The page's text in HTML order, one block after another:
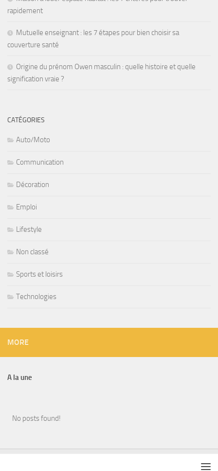
rapidement
Mutuelle enseignant : les 7 étapes pour bien choisir sa
couverture santé
Origine du prénom Owen masculin : quelle histoire et quelle
signification vraie ?
CATÉGORIES
Auto/Moto
Communication
Décoration
Emploi
Lifestyle
Non classé
Sports et loisirs
Technologies
MORE
A la une
No posts found!